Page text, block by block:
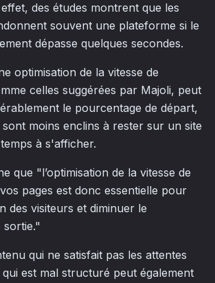
des études montrent que les
souvent une plateforme si le
dépasse quelques secondes.
optimisation de la vitesse de
celles suggérées par Majoli, peut
le pourcentage de départ,
moins enclins à rester sur un site
à s'afficher.
que "l’optimisation de la vitesse de
pages est donc essentielle pour
des visiteurs et diminuer le
sortie."
qui ne satisfait pas les attentes
est mal structuré peut également